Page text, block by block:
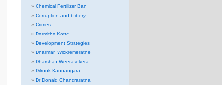
Chemical Fertilizer Ban
Corruption and bribery
Crimes
Darmitha-Kotte
Development Strategies
Dharman Wickremeratne
Dharshan Weerasekera
Dilrook Kannangara
Dr Donald Chandraratna